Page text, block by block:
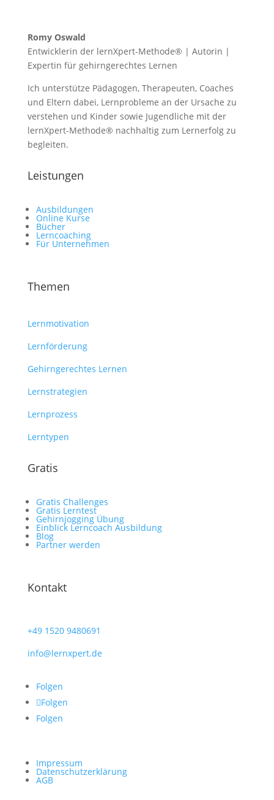
Romy Oswald
Entwicklerin der lernXpert-Methode® | Autorin |
Expertin für gehirngerechtes Lernen
Ich unterstütze Pädagogen, Therapeuten, Coaches
und Eltern dabei, Lernprobleme an der Ursache zu
verstehen und Kinder sowie Jugendliche mit der
lernXpert-Methode® nachhaltig zum Lernerfolg zu
begleiten.
Leistungen
Ausbildungen
Online Kurse
Bücher
Lerncoaching
Für Unternehmen
Themen
Lernmotivation
Lernförderung
Gehirngerechtes Lernen
Lernstrategien
Lernprozess
Lerntypen
Gratis
Gratis Challenges
Gratis Lerntest
Gehirnjogging Übung
Einblick Lerncoach Ausbildung
Blog
Partner werden
Kontakt
+49 1520 9480691
info@lernxpert.de
Folgen
Folgen
Folgen
Impressum
Datenschutzerklärung
AGB